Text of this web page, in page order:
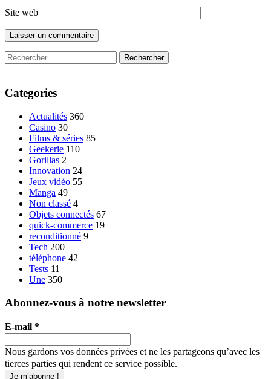
Site web
Rechercher :
Categories
Actualités 360
Casino 30
Films & séries 85
Geekerie 110
Gorillas 2
Innovation 24
Jeux vidéo 55
Manga 49
Non classé 4
Objets connectés 67
quick-commerce 19
reconditionné 9
Tech 200
téléphone 42
Tests 11
Une 350
Abonnez-vous à notre newsletter
E-mail *
Nous gardons vos données privées et ne les partageons qu’avec les
tierces parties qui rendent ce service possible.